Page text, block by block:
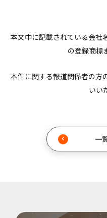
本文中に記載されている会社
の登録商標
本件に関する報道関係者の方
いい
一